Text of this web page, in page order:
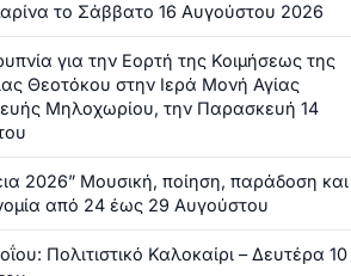
το Σάββατο 16 Αυγούστου 2026
για την Εορτή της Κοιμήσεως της
Θεοτόκου στην Ιερά Μονή Αγίας
Μηλοχωρίου, την Παρασκευή 14
2026” Μουσική, ποίηση, παράδοση και
από 24 έως 29 Αυγούστου
Πολιτιστικό Καλοκαίρι – Δευτέρα 10